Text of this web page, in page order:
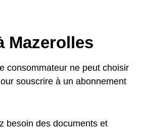
Mazerolles
consommateur ne peut choisir
souscrire à un abonnement
besoin des documents et